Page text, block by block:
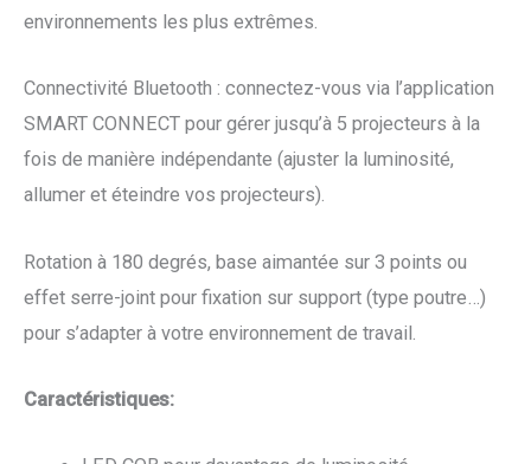
environnements les plus extrêmes.
Connectivité Bluetooth : connectez-vous via l’application
SMART CONNECT pour gérer jusqu’à 5 projecteurs à la
fois de manière indépendante (ajuster la luminosité,
allumer et éteindre vos projecteurs).
Rotation à 180 degrés, base aimantée sur 3 points ou
effet serre-joint pour fixation sur support (type poutre…)
pour s’adapter à votre environnement de travail.
Caractéristiques: